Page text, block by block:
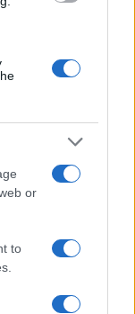
or
to
a
és
de